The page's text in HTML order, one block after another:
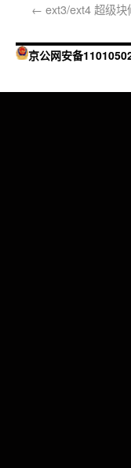
← ext3/ext4 超级块
京公网安备